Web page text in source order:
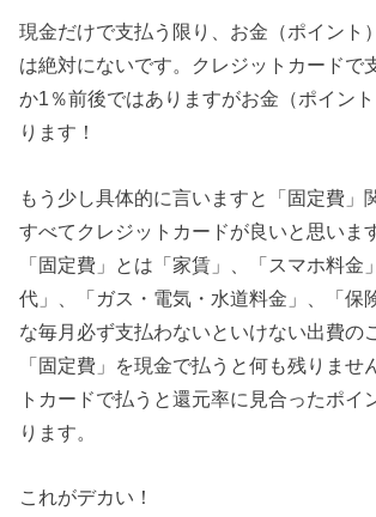
現金だけで支払う限り、お金（ポイント
は絶対にないです。クレジットカードで
か1％前後ではありますがお金（ポイン
ります！
もう少し具体的に言いますと「固定費」
すべてクレジットカードが良いと思いま
「固定費」とは「家賃」、「スマホ料金
代」、「ガス・電気・水道料金」、「保
な毎月必ず支払わないといけない出費の
「固定費」を現金で払うと何も残りませ
トカードで払うと還元率に見合ったポイ
ります。
これがデカい！